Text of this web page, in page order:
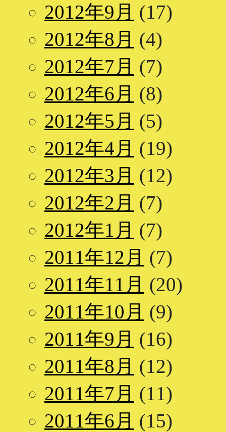
2012年9月 (17)
2012年8月 (4)
2012年7月 (7)
2012年6月 (8)
2012年5月 (5)
2012年4月 (19)
2012年3月 (12)
2012年2月 (7)
2012年1月 (7)
2011年12月 (7)
2011年11月 (20)
2011年10月 (9)
2011年9月 (16)
2011年8月 (12)
2011年7月 (11)
2011年6月 (15)